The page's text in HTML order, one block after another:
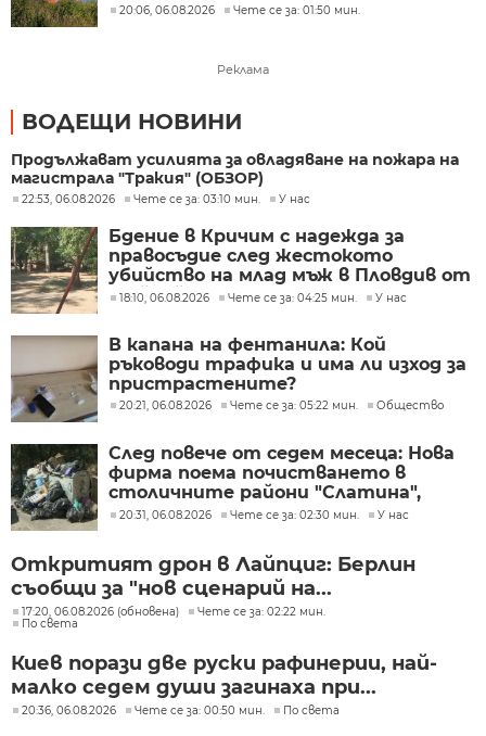
20:06, 06.08.2026 Чете се за: 01:50 мин.
Реклама
ВОДЕЩИ НОВИНИ
Продължават усилията за овладяване на пожара на
магистрала "Тракия" (ОБЗОР)
22:53, 06.08.2026 Чете се за: 03:10 мин. У нас
Бдение в Кричим с надежда за
правосъдие след жестокото
убийство на млад мъж в Пловдив от
тийнейджъри
18:10, 06.08.2026 Чете се за: 04:25 мин. У нас
В капана на фентанила: Кой
ръководи трафика и има ли изход за
пристрастените?
20:21, 06.08.2026 Чете се за: 05:22 мин. Общество
След повече от седем месеца: Нова
фирма поема почистването в
столичните райони "Слатина",
"Подуяне" и "Изгрев"
20:31, 06.08.2026 Чете се за: 02:30 мин. У нас
Откритият дрон в Лайпциг: Берлин
съобщи за "нов сценарий на...
17:20, 06.08.2026 (обновена)
Чете се за: 02:22 мин.
По света
Киев порази две руски рафинерии, най-
малко седем души загинаха при...
20:36, 06.08.2026 Чете се за: 00:50 мин. По света